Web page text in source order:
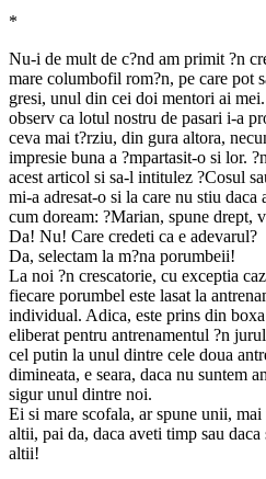
*
Nu-i de mult de c?nd am primit ?n
mare columbofil rom?n, pe care pot
gresi, unul din cei doi mentori ai
observ ca lotul nostru de pasari i-a
ceva mai t?rziu, din gura altora,
impresie buna a ?mpartasit-o si lor.
acest articol si sa-l intitulez ?Cosul
mi-a adresat-o si la care nu stiu daca
cum doream: ?Marian, spune drept,
Da! Nu! Care credeti ca e adevarul?
Da, selectam la m?na porumbeii!
La noi ?n crescatorie, cu exceptia
fiecare porumbel este lasat la
individual. Adica, este prins din
eliberat pentru antrenamentul ?n
cel putin la unul dintre cele doua
dimineata, e seara, daca nu suntem
sigur unul dintre noi.
Ei si mare scofala, ar spune unii,
altii, pai da, daca aveti timp sau
altii!